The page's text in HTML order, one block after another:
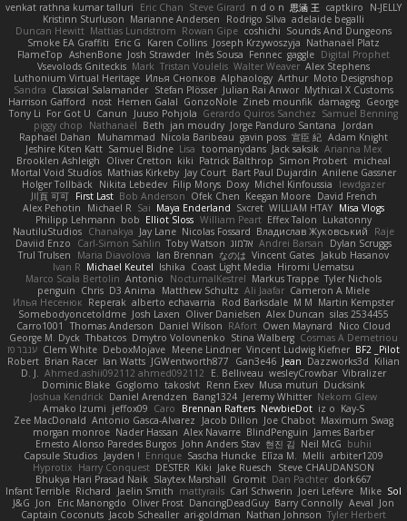
venkat rathna kumar talluri
Eric Chan Steve Girard n d o n 思涵 王 captkiro
N-JELLY
Kristinn Sturluson Marianne Andersen Rodrigo Silva adelaide begalli
Duncan Hewitt Mattias Lundstrom Rowan Gipe coshichi Sounds And Dungeons
Smoke EA Graffiti Eric G Karen Collins Joseph Krzywoszyja Nathanaël Platz
FlameTop AshenBone Josh Strawder Inês Sousa Fennec gaggle Digital Prophet
Vsevolods Gniteckis Mark Tristan Voulelis Walter Weaver Alex Stephens
Luthonium Virtual Heritage Илья Снопков Alphaology Arthur Moto Designshop
Sandra Classical Salamander Stefan Plösser Julian Rai Anwor Mythical X Customs
Harrison Gafford
nost Hemen Galal GonzoNole Zineb mounfik damageg George
Tony Li For Got U Canun Juuso Pohjola Gerardo Quiros Sanchez Samuel Benning
piggy chop
Nathanaël Beth jan moudry Jorge Panduro Santana
Jordan
Raphael Dahan
Muhammad Nicola Baribeau gavin poss 宣臣 紀 Adam Knight
Jeshire Kiten Katt Samuel Bidne Lisa toomanydans Jack saksik Arianna Mex
Brooklen Ashleigh
Oliver Cretton kiki Patrick Balthrop Simon Probert micheal
Mortal Void Studios Mathias Kirkeby Jay Court Bart Paul Dujardin Anilene Gassner
Holger Tollbäck Nikita Lebedev Filip Morys Doxy Michel Kinfoussia
lewdgazer
川頁 可可 First Last Bob Anderson Ofek Chen Keegan Moore David French
Alex Pehotin
Michael R Sai Maya Enderland Sxcret WILLIAM HTAY Misa Vlogs
Philipp Lehmann bob Elliot Sloss William Peart Effex Talon Lukatonny
NautiluStudios Chanakya Jay Lane Nicolas Fossard Владислав Жуковський
Raje
Daviid Enzo
Carl-Simon Sahlin Toby Watson אלמוג Andrei Barsan
Dylan Scruggs
Trul Trulsen
Maria Diavolova Ian Brennan なのは Vincent Gates Jakub Hasanov
Ivan R Michael Keutel Ishika Coast Light Media Hiromi Uematsu
Marco Scala Bertolin Antonio NocturnalKestrel Markus Trappe Tyler Nichols
penguin Chris D3 Anima Matthew Schultz Ali Jaafar Cameron A Miele
Илья Несенюк Reperak alberto echavarria Rod Barksdale M M Martin Kempster
Somebodyoncetoldme Josh Laxen Oliver Danielsen Alex Duncan silas 2534455
Carro1001
Thomas Anderson Daniel Wilson RAfort Owen Maynard
Nico Cloud
George M. Dyck Thbatcos Dmytro Volovnenko Stina Walberg Cosmas A Demetriou
ענבר פז Clem White DeboxMojave Meene Lindner Vincent Ludwig Kiefner BF2 _Pilot
Robert Brian Racer Ian Watts JGWentworth877 Gan3e46 Jean Dazzworks3d Kilian
D. J. Ahmed.ashii092112 ahmed092112 E. Belliveau wesleyCrowbar Vibralizer
Dominic Blake Goglomo takoslvt Renn Exev Musa muturi Ducksink
Joshua Kendrick Daniel Arendzen Bang1324 Jeremy Whitter Nekom Glew
Amako Izumi jeffox09 Caro Brennan Rafters NewbieDot iz o Kay-S
Zee MacDonald Antonio Gasca-Alvarez Jacob Dillon Joe Chabot Maximum Swag
morgan monroe Nader Hassan Alex Navarre BlindPenguin James Barber
Ernesto Alonso Paredes Burgos John Anders Stav 현진 김 Neil McG buhii
Capsule Studios Jayden ! Enrique Sascha Huncke Elīza M. Melli arbiter1209
Hyprotix Harry Conquest DESTER Kiki Jake Ruesch
Steve CHAUDANSON
Bhukya Hari Prasad Naik Slaytex Marshall Gromit Dan Pachter dork667
Infant Terrible Richard Jaelin Smith mattyrails Carl Schwerin Joeri Lefévre Mike Sol
J&G Jon Eric Manongdo Oliver Frost DancingDeadGuy Barry Connolly Aeval Jon
Captain Coconuts Jacob Schealler ari-goldman Nathan Johnson Tyler Herbert